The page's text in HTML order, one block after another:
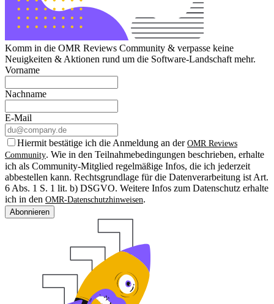
Komm in die OMR Reviews Community & verpasse keine
Neuigkeiten & Aktionen rund um die Software-Landschaft mehr.
Vorname
Nachname
E-Mail
Hiermit bestätige ich die Anmeldung an der OMR Reviews
Community. Wie in den Teilnahmebedingungen beschrieben, erhalte
ich als Community-Mitglied regelmäßige Infos, die ich jederzeit
abbestellen kann. Rechtsgrundlage für die Datenverarbeitung ist Art.
6 Abs. 1 S. 1 lit. b) DSGVO. Weitere Infos zum Datenschutz erhalte
ich in den OMR-Datenschutzhinweisen.
Abonnieren